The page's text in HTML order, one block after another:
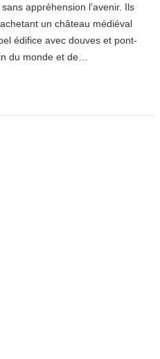
appréhension l’avenir. Ils
un château médiéval
édifice avec douves et pont-
du monde et de…